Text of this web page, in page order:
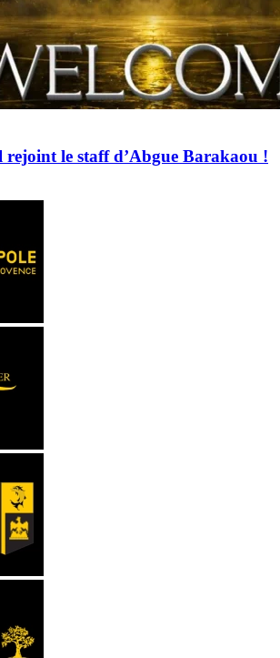
rejoint le staff d’Abgue Barakaou !